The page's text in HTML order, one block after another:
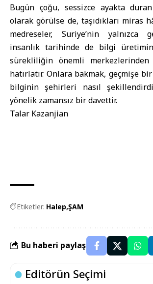
Bugün çoğu, sessizce ayakta
olarak görülse de, taşıdıkları miras
medreseler, Suriye’nin yalnızca
insanlık tarihinde de bilgi
sürekliliğin önemli
hatırlatır. Onlara bakmak, geçmişe
bilginin şehirleri nasıl
yönelik zamansız bir davettir.
Talar Kazanjian
Etiketler: Halep ŞAM
Bu haberi paylaş
Editörün Seçimi